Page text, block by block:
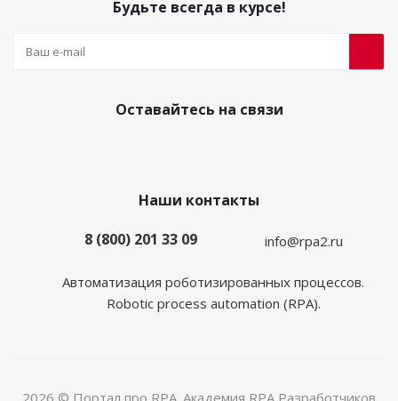
Будьте всегда в курсе!
Оставайтесь на связи
Наши контакты
8 (800) 201 33 09
info@rpa2.ru
Автоматизация роботизированных процессов.
Robotic process automation (RPA).
2026 © Портал про RPA. Академия RPA Разработчиков